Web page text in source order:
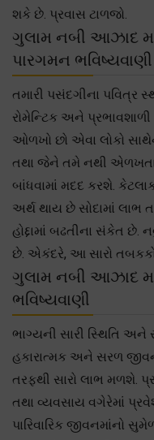
શકે છે. પ્રવાસ ટાળજો.
ગુલામ નબી આઝાદ
પારગમન ભવિષ્યવાણી
તમારી પસંદગીના પવિત્ર
રોમેન્ટિક અને
ઓળખો છો એવા લોકો
તથા જેને તમે નથી એળખતા
બાંધવામાં મદદ કરશે.
અર્થ થાય છે સોદામાં લાભ
હોદ્દામાં બઢતીના સંકેત
છે. એકંદરે, આ સારો
ગુલામ નબી આઝાદ
ભવિષ્યવાણી
ભાગ્યની સારી સ્થિતિ
હકારાત્મક અને સરળ
તરફથી સારો લાભ મળશે.
તથા વ્યવસાય વગેરેમાં
પારિવારિક જીવનમાંનો